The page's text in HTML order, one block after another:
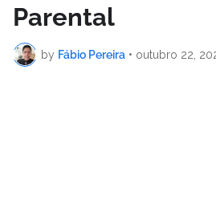
Parental
by Fábio Pereira • outubro 22,